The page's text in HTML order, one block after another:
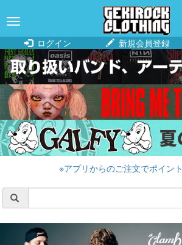
navigation
ログイン
新規会員登録
※アプリからのご注文でポイント